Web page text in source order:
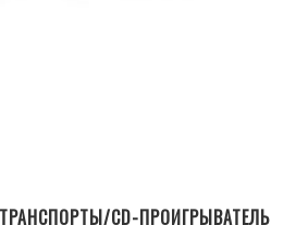
CD-ПРОИГРЫВАТЕЛЬ